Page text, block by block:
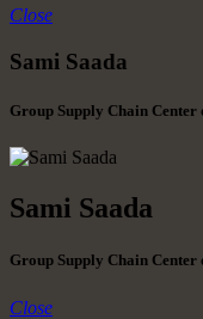
Close
Sami Saada
Group Supply Chain
Sami Saada
Group Supply Chain
Close